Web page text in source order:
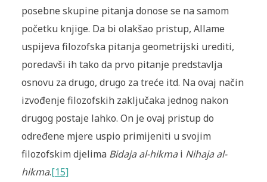
posebne skupine pitanja donose se na samom
početku knjige. Da bi olakšao pristup, Allame
uspijeva filozofska pitanja geometrijski urediti,
poredavši ih tako da prvo pitanje predstavlja
osnovu za drugo, drugo za treće itd. Na ovaj način
izvođenje filozofskih zaključaka jednog nakon
drugog postaje lahko. On je ovaj pristup do
određene mjere uspio primijeniti u svojim
filozofskim djelima Bidaja al-hikmai Nihaja al-
hikma.[15]